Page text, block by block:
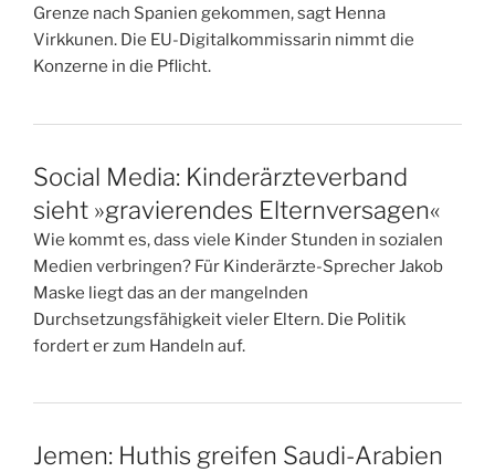
Grenze nach Spanien gekommen, sagt Henna
Virkkunen. Die EU-Digitalkommissarin nimmt die
Konzerne in die Pflicht.
Social Media: Kinderärzteverband
sieht »gravierendes Elternversagen«
Wie kommt es, dass viele Kinder Stunden in sozialen
Medien verbringen? Für Kinderärzte-Sprecher Jakob
Maske liegt das an der mangelnden
Durchsetzungsfähigkeit vieler Eltern. Die Politik
fordert er zum Handeln auf.
Jemen: Huthis greifen Saudi-Arabien